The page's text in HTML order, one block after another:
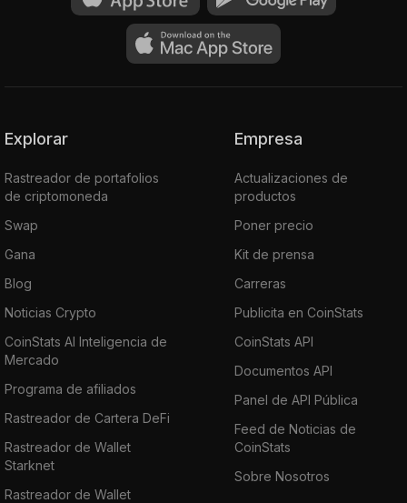
Explorar
Rastreador de portafolios
de criptomoneda
Swap
Gana
Blog
Noticias Crypto
CoinStats AI Inteligencia de
Mercado
Programa de afiliados
Rastreador de Cartera DeFi
Rastreador de Wallet
Starknet
Rastreador de Wallet
Empresa
Actualizaciones de
productos
Poner precio
Kit de prensa
Carreras
Publicita en CoinStats
CoinStats API
Documentos API
Panel de API Pública
Feed de Noticias de
CoinStats
Sobre Nosotros